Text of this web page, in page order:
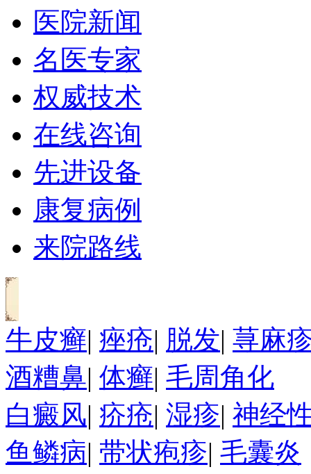
医院新闻
名医专家
权威技术
在线咨询
先进设备
康复病例
来院路线
牛皮癣| 痤疮| 脱发| 荨麻
酒糟鼻| 体癣| 毛周角化
白癜风| 疥疮| 湿疹| 神经
鱼鳞病| 带状疱疹| 毛囊炎